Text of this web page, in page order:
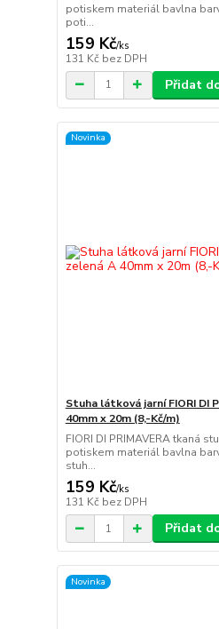
potiskem materiál bavlna
poti...
159 Kč/ks
131 Kč bez DPH
Přidat
Novinka
Stuha látková jarní FIORI DI
40mm x 20m (8,-Kč/m)
FIORI DI PRIMAVERA tkaná
potiskem materiál bavlna
stuh...
159 Kč/ks
131 Kč bez DPH
Přidat
Novinka